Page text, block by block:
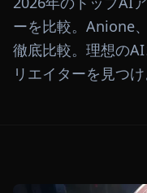
ーを比較。Anione
徹底比較。理想の
リエイターを見つけ